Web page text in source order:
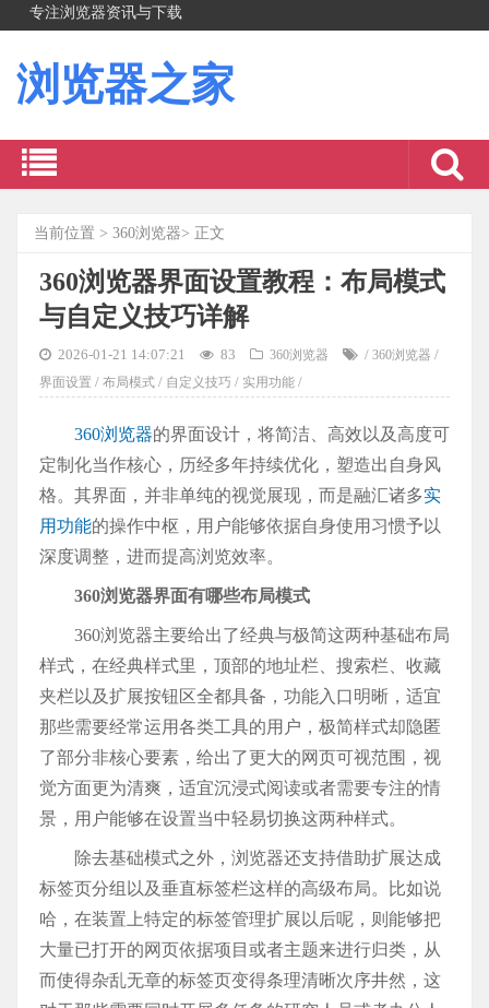
专注浏览器资讯与下载
浏览器之家
当前位置 > 360浏览器> 正文
360浏览器界面设置教程：布局模式
与自定义技巧详解
2026-01-21 14:07:21 83 360浏览器 / 360浏览器 /
界面设置 / 布局模式 / 自定义技巧 / 实用功能 /
360浏览器的界面设计，将简洁、高效以及高度可
定制化当作核心，历经多年持续优化，塑造出自身风
格。其界面，并非单纯的视觉展现，而是融汇诸多实
用功能的操作中枢，用户能够依据自身使用习惯予以
深度调整，进而提高浏览效率。
360浏览器界面有哪些布局模式
360浏览器主要给出了经典与极简这两种基础布局
样式，在经典样式里，顶部的地址栏、搜索栏、收藏
夹栏以及扩展按钮区全都具备，功能入口明晰，适宜
那些需要经常运用各类工具的用户，极简样式却隐匿
了部分非核心要素，给出了更大的网页可视范围，视
觉方面更为清爽，适宜沉浸式阅读或者需要专注的情
景，用户能够在设置当中轻易切换这两种样式。
除去基础模式之外，浏览器还支持借助扩展达成
标签页分组以及垂直标签栏这样的高级布局。比如说
哈，在装置上特定的标签管理扩展以后呢，则能够把
大量已打开的网页依据项目或者主题来进行归类，从
而使得杂乱无章的标签页变得条理清晰次序井然，这